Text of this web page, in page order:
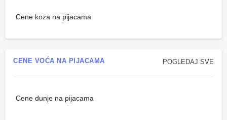
Cene koza na pijacama
POGLEDAJ SVE
CENE VOĆA NA PIJACAMA
Cene dunje na pijacama